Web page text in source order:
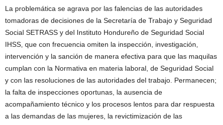
La problemática se agrava por las falencias de las autoridades
tomadoras de decisiones de la Secretaría de Trabajo y Seguridad
Social SETRASS y del Instituto Hondureño de Seguridad Social
IHSS, que con frecuencia omiten la inspección, investigación,
intervención y la sanción de manera efectiva para que las maquilas
cumplan con la Normativa en materia laboral, de Seguridad Social
y con las resoluciones de las autoridades del trabajo. Permanecen;
la falta de inspecciones oportunas, la ausencia de
acompañamiento técnico y los procesos lentos para dar respuesta
a las demandas de las mujeres, la revictimización de las